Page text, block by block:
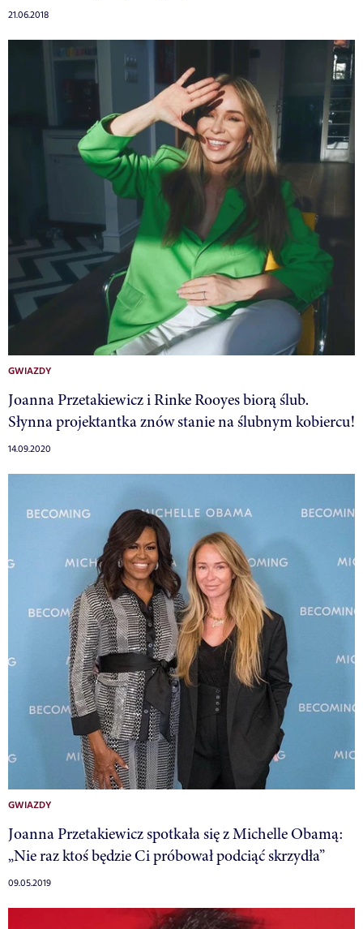
21.06.2018
GWIAZDY
Joanna Przetakiewicz i Rinke Rooyes biorą ślub.
Słynna projektantka znów stanie na ślubnym kobiercu!
14.09.2020
GWIAZDY
Joanna Przetakiewicz spotkała się z Michelle Obamą:
„Nie raz ktoś będzie Ci próbował podciąć skrzydła”
09.05.2019